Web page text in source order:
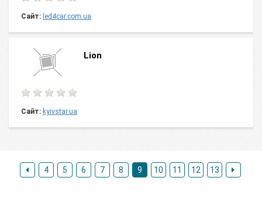
Сайт: led4car.com.ua
Lion
Сайт: kyivstar.ua
4 5 6 7 8 9 10 11 12 13